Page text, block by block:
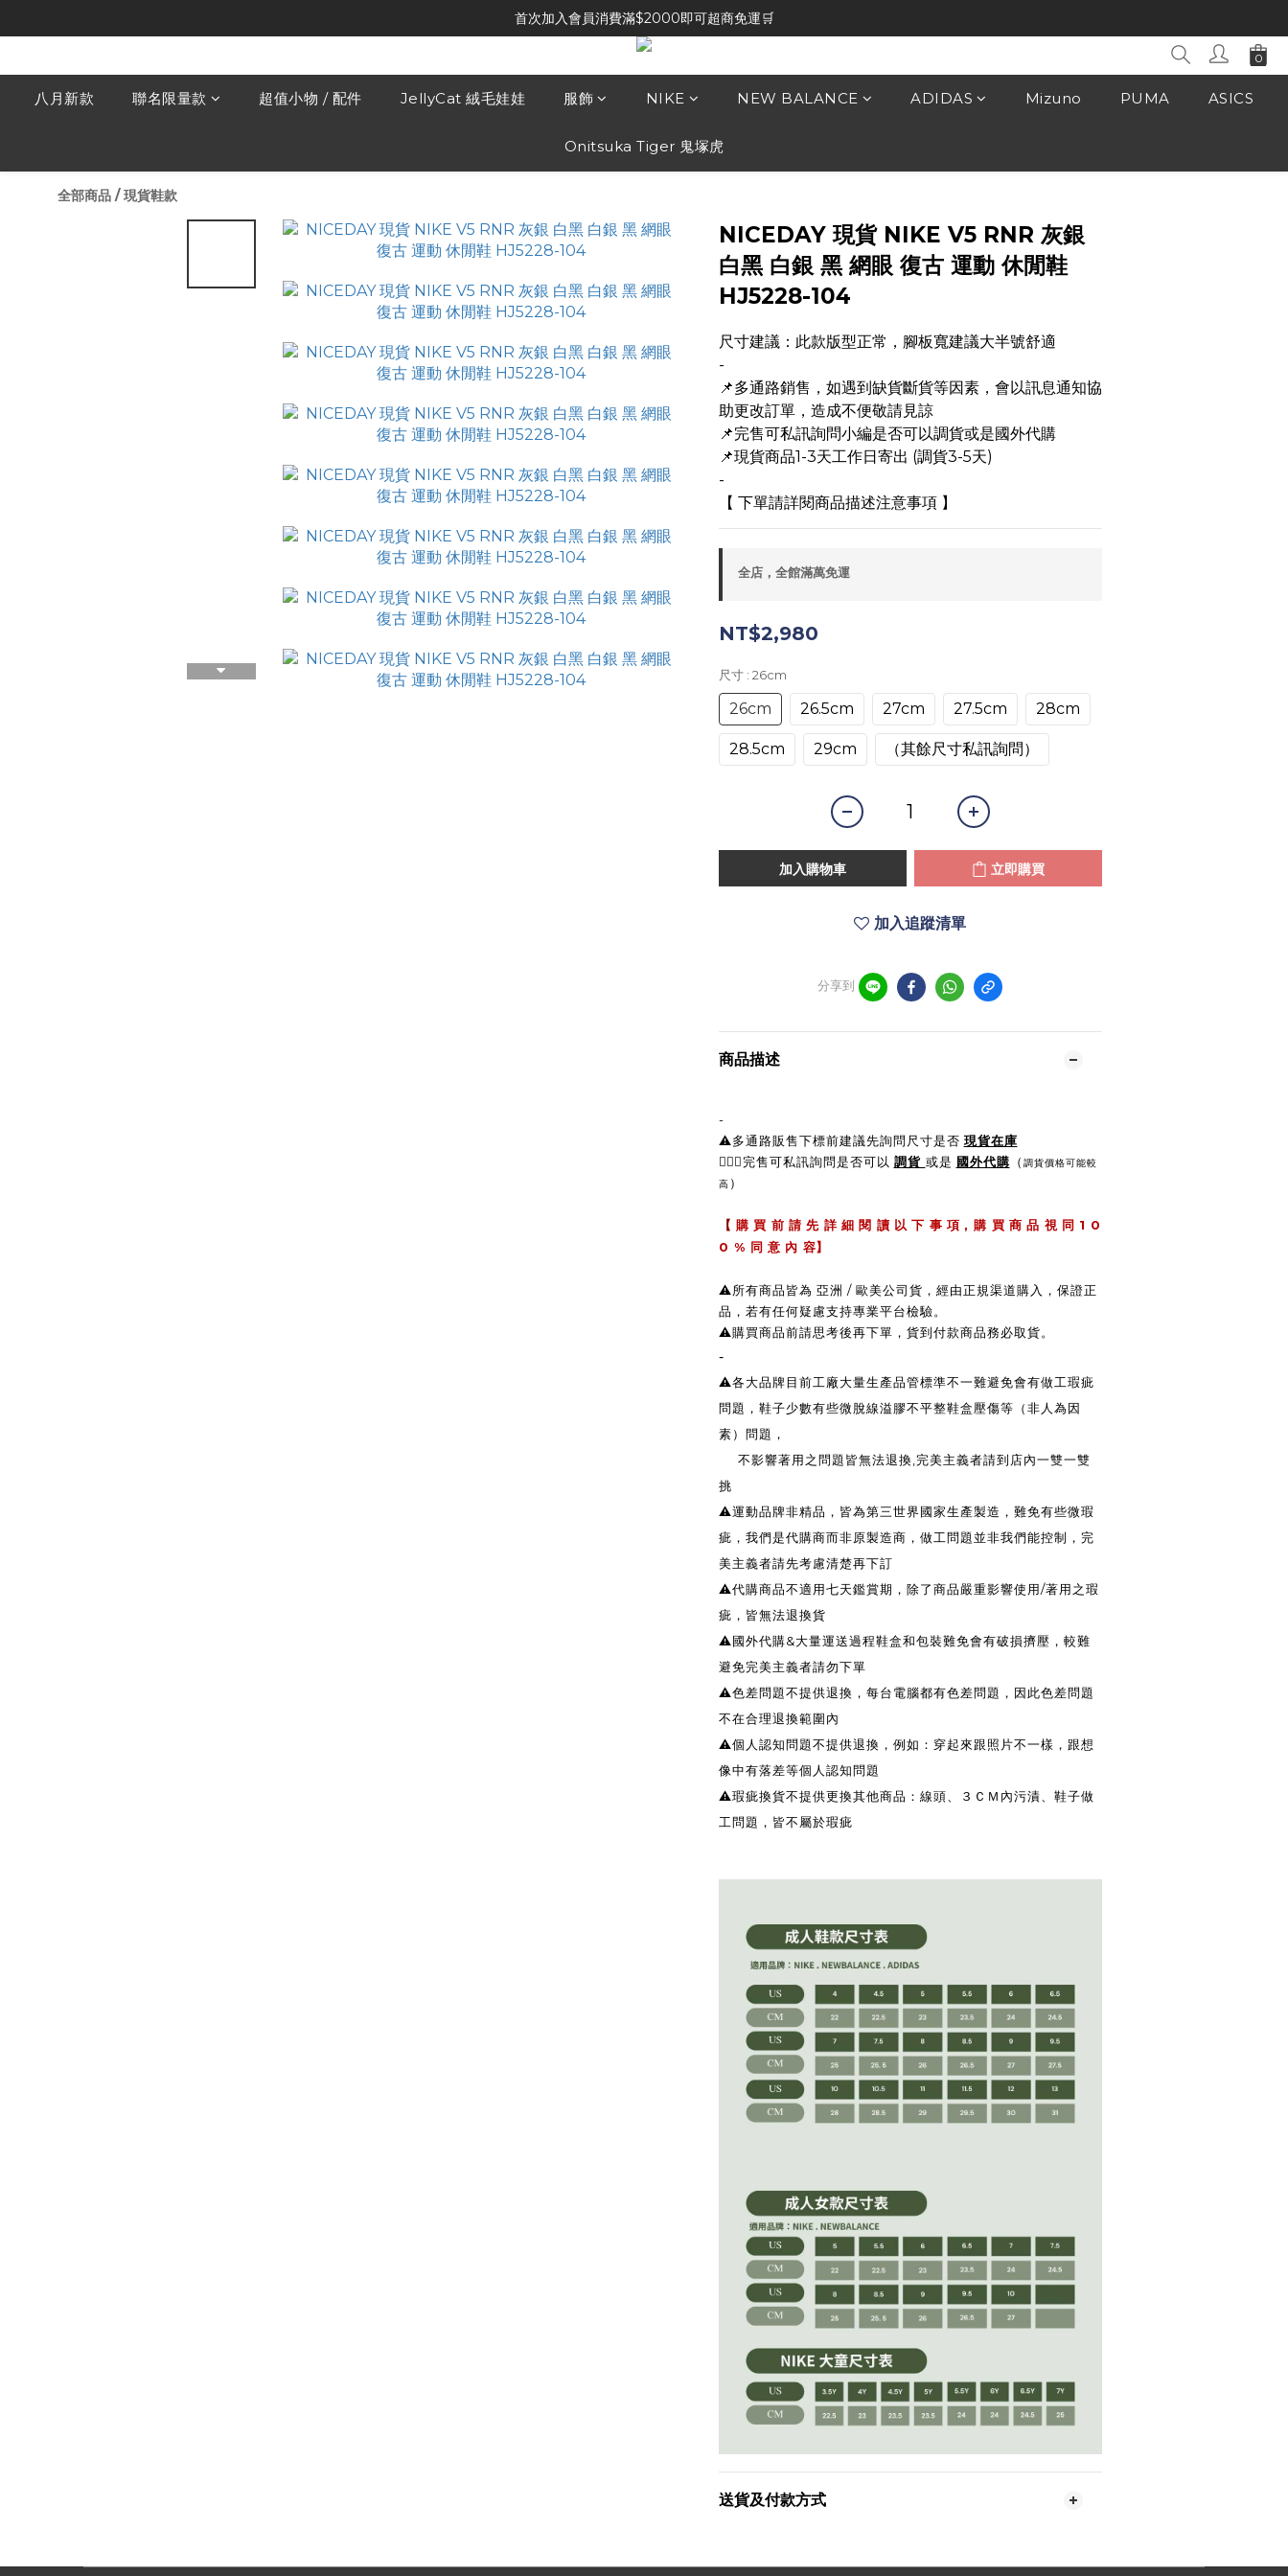
首次加入會員消費滿$2000即可超商免運🛒
八月新款 聯名限量款 超值小物 / 配件 JellyCat 絨毛娃娃 服飾 NIKE NEW BALANCE ADIDAS Mizuno PUMA ASICS
Onitsuka Tiger 鬼塚虎
全部商品 /現貨鞋款
NICEDAY 現貨 NIKE V5 RNR 灰銀
白黑 白銀 黑 網眼 復古 運動 休閒鞋
HJ5228-104
尺寸建議：此款版型正常，腳板寬建議大半號舒適
-
📌多通路銷售，如遇到缺貨斷貨等因素，會以訊息通知協
助更改訂單，造成不便敬請見諒
📌完售可私訊詢問小編是否可以調貨或是國外代購
📌現貨商品1-3天工作日寄出 (調貨3-5天)
-
【 下單請詳閱商品描述注意事項 】
全店，全館滿萬免運
NT$2,980
尺寸 : 26cm
26cm 26.5cm 27cm 27.5cm 28cm
28.5cm 29cm （其餘尺寸私訊詢問）
加入購物車 立即購買
加入追蹤清單
分享到
商品描述
-
⚠️多通路販售下標前建議先詢問尺寸是否 現貨在庫
🙋🏼‍♀完售可私訊詢問是否可以 調貨 或是 國外代購 （ 調貨價格可能較
高 ）
【 購 買 前 請 先 詳 細 閱 讀 以 下 事 項 ,購 買 商 品 視 同 1 0
0 % 同 意 內 容】
⚠️所有商品皆為 亞洲 / 歐美公司貨，經由正規渠道購入，保證正
品，若有任何疑慮支持專業平台檢驗。
⚠️購買商品前請思考後再下單，貨到付款商品務必取貨。
-
⚠️各大品牌目前工廠大量生產品管標準不一難避免會有做工瑕疵
問題，鞋子少數有些微脫線溢膠不平整鞋盒壓傷等（非人為因
素）問題，
不影響著用之問題皆無法退換,完美主義者請到店內一雙一雙
挑
⚠️運動品牌非精品，皆為第三世界國家生產製造，難免有些微瑕
疵，我們是代購商而非原製造商，做工問題並非我們能控制，完
美主義者請先考慮清楚再下訂
⚠️代購商品不適用七天鑑賞期，除了商品嚴重影響使用/著用之瑕
疵，皆無法退換貨
⚠️國外代購&大量運送過程鞋盒和包裝難免會有破損擠壓，較難
避免完美主義者請勿下單
⚠️色差問題不提供退換，每台電腦都有色差問題，因此色差問題
不在合理退換範圍內
⚠️個人認知問題不提供退換，例如：穿起來跟照片不一樣，跟想
像中有落差等個人認知問題
⚠️瑕疵換貨不提供更換其他商品：線頭、３ＣＭ內污漬、鞋子做
工問題，皆不屬於瑕疵
送貨及付款方式